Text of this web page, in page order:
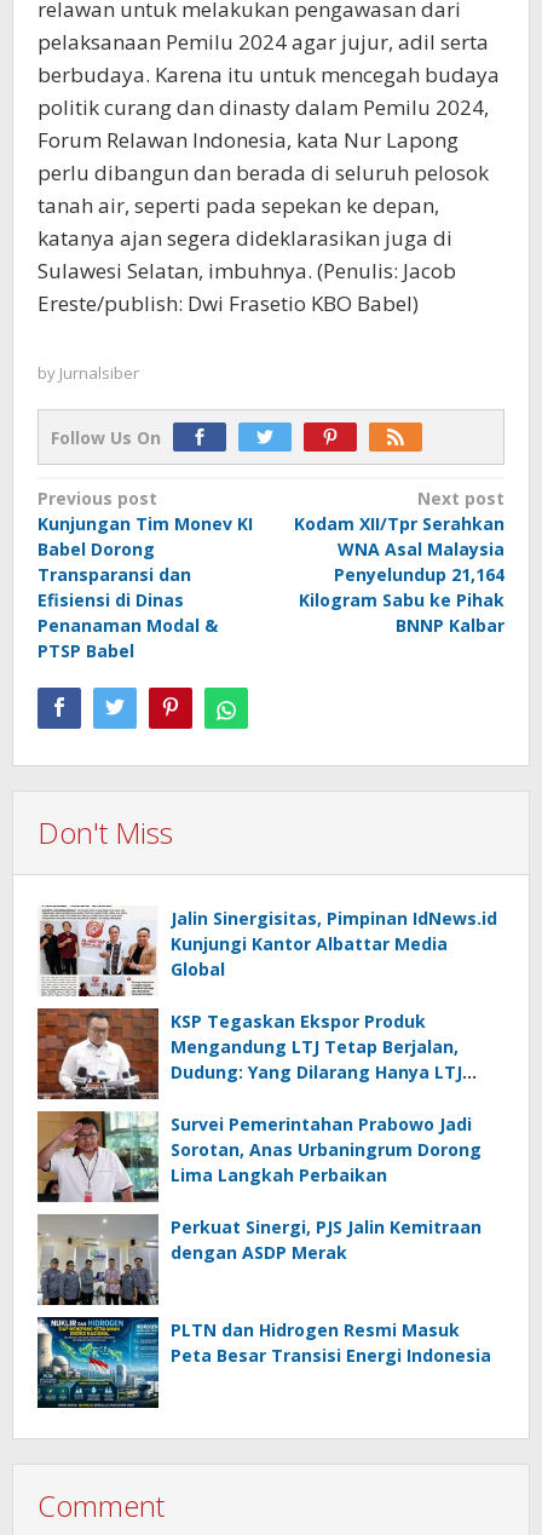
relawan untuk melakukan pengawasan dari
pelaksanaan Pemilu 2024 agar jujur, adil serta
berbudaya. Karena itu untuk mencegah budaya
politik curang dan dinasty dalam Pemilu 2024,
Forum Relawan Indonesia, kata Nur Lapong
perlu dibangun dan berada di seluruh pelosok
tanah air, seperti pada sepekan ke depan,
katanya ajan segera dideklarasikan juga di
Sulawesi Selatan, imbuhnya. (Penulis: Jacob
Ereste/publish: Dwi Frasetio KBO Babel)
by Jurnalsiber
Follow Us On
Post
navigation
Previous post
Kunjungan Tim Monev KI
Babel Dorong
Transparansi dan
Efisiensi di Dinas
Penanaman Modal &
PTSP Babel
Next post
Kodam XII/Tpr Serahkan
WNA Asal Malaysia
Penyelundup 21,164
Kilogram Sabu ke Pihak
BNNP Kalbar
Don't Miss
Jalin Sinergisitas, Pimpinan IdNews.id
Kunjungi Kantor Albattar Media
Global
KSP Tegaskan Ekspor Produk
Mengandung LTJ Tetap Berjalan,
Dudung: Yang Dilarang Hanya LTJ
Survei Pemerintahan Prabowo Jadi
Sorotan, Anas Urbaningrum Dorong
Lima Langkah Perbaikan
Perkuat Sinergi, PJS Jalin Kemitraan
dengan ASDP Merak
PLTN dan Hidrogen Resmi Masuk
Peta Besar Transisi Energi Indonesia
Comment